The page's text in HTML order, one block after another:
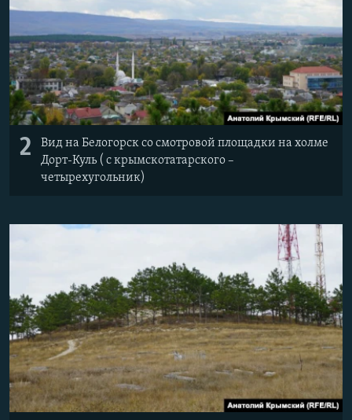
2
Вид на Белогорск со смотровой площадки на холме
Дорт-Куль ( с крымскотатарского –
четырехугольник)